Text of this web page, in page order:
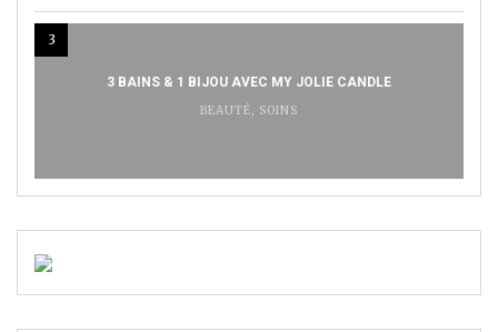
3
3 BAINS & 1 BIJOU AVEC MY JOLIE CANDLE
BEAUTÉ, SOINS